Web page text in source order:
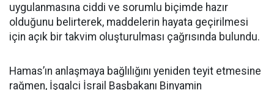
uygulanmasına ciddi ve sorumlu biçimde hazır
olduğunu belirterek, maddelerin hayata geçirilmesi
için açık bir takvim oluşturulması çağrısında bulundu.
Hamas’ın anlaşmaya bağlılığını yeniden teyit etmesine
rağmen, İşgalci İsrail Başbakanı Binyamin